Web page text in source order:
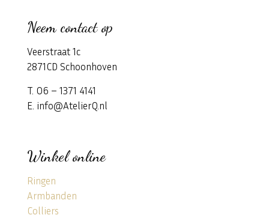
Neem contact op
Veerstraat 1c
2871CD Schoonhoven
T. 06 – 1371 4141
E. info@AtelierQ.nl
Winkel online
Ringen
Armbanden
Colliers